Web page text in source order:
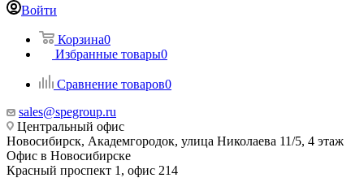
Войти
Корзина0
Избранные товары0
Сравнение товаров0
sales@spegroup.ru
Центральный офис
Новосибирск, Академгородок, улица Николаева 11/5, 4 этаж
Офис в Новосибирске
Красный проспект 1, офис 214